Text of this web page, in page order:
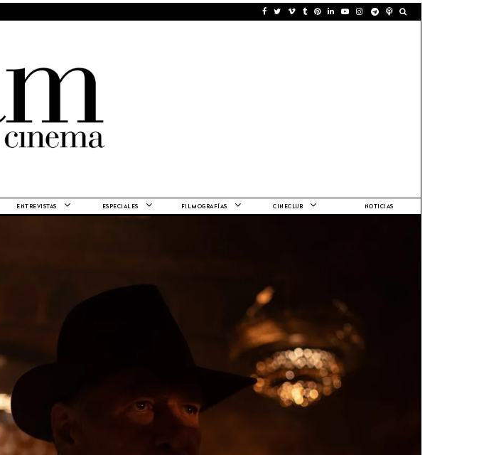
ENTREVISTAS ESPECIALES FILMOGRAFÍAS CINECLUB NOTICIAS